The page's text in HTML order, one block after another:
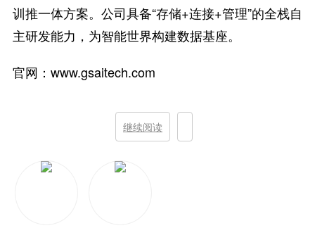
训推一体方案。公司具备“存储+连接+管理”的全栈自
主研发能力，为智能世界构建数据基座。
官网：www.gsaitech.com
继续阅读